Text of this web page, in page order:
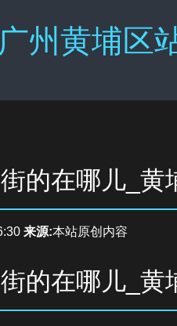
广州黄埔区
的在哪儿_黄
来源:本站原创内容
的在哪儿_黄